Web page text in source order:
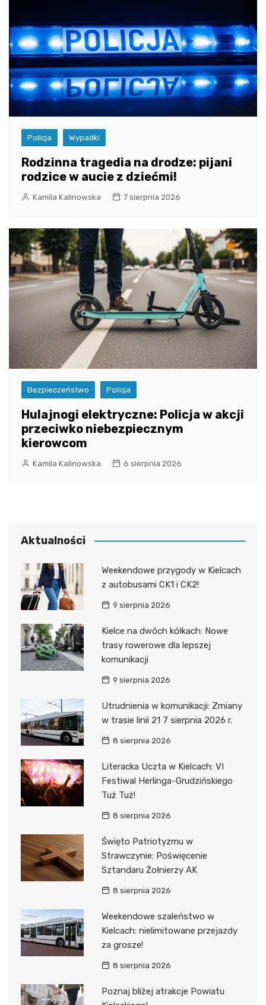
Policja Wypadki
Rodzinna tragedia na drodze: pijani
rodzice w aucie z dziećmi!
Kamila Kalinowska 7 sierpnia 2026
Bezpieczeństwo Policja
Hulajnogi elektryczne: Policja w akcji
przeciwko niebezpiecznym
kierowcom
Kamila Kalinowska 6 sierpnia 2026
Aktualności
Weekendowe przygody w Kielcach
z autobusami CK1 i CK2!
9 sierpnia 2026
Kielce na dwóch kółkach: Nowe
trasy rowerowe dla lepszej
komunikacji
9 sierpnia 2026
Utrudnienia w komunikacji: Zmiany
w trasie linii 21 7 sierpnia 2026 r.
8 sierpnia 2026
Literacka Uczta w Kielcach: VI
Festiwal Herlinga-Grudzińskiego
Tuż Tuż!
8 sierpnia 2026
Święto Patriotyzmu w
Strawczynie: Poświęcenie
Sztandaru Żołnierzy AK
8 sierpnia 2026
Weekendowe szaleństwo w
Kielcach: nielimitowane przejazdy
za grosze!
8 sierpnia 2026
Poznaj bliżej atrakcje Powiatu